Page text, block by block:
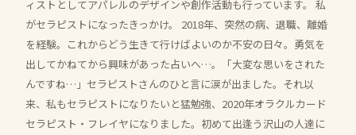
ィストとしてアパレルのデザインや創作活動も行っています。 私
がセラピストになったきっかけ。 2018年、突然の病、退職、離婚
を経験。これからどう生きて行けばよいのか不安の日々。勇気を
出してかねてから興味があった占いへ…。「大変な思いをされた
んですね…」セラピストさんのひと言に涙が出ました。それ以
来、私もセラピストになりたいと猛勉強、2020年オラクルカード
セラピスト・フレイヤになりました。初めて出逢う沢山の人達に